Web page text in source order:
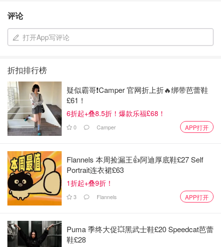
评论
打开App写评论
折扣排行榜
疑似霸哥❗️Camper 官网折上折🔥绑带芭蕾鞋
£61！
6折起+叠8.5折！爆款乐福£68！
0 Camper APP打开
Flannels 本周捡漏王👍阿迪厚底鞋£27 Self
Portrait连衣裙£63
1折起+叠9折！
3 Flannels APP打开
Puma 季终大促💥黑武士鞋£20 Speedcat芭蕾
鞋£28